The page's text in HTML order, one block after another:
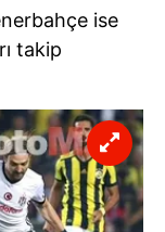
ise
takip